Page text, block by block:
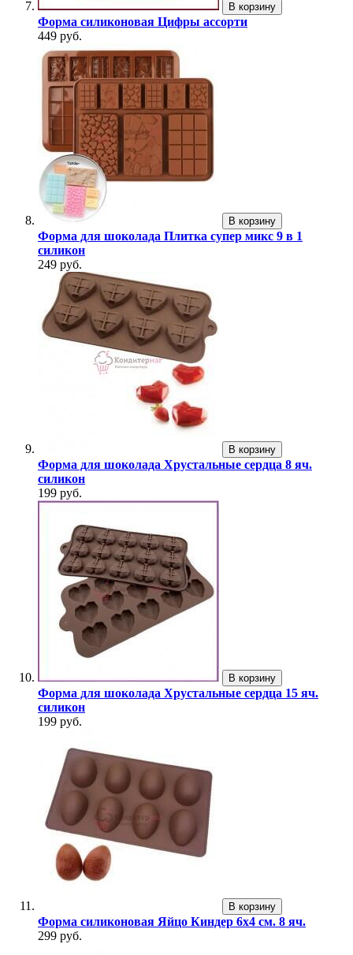
В корзину
Форма силиконовая Цифры ассорти
449 руб.
В корзину
Форма для шоколада Плитка супер микс 9 в 1
силикон
249 руб.
В корзину
Форма для шоколада Хрустальные сердца 8 яч.
силикон
199 руб.
В корзину
Форма для шоколада Хрустальные сердца 15 яч.
силикон
199 руб.
В корзину
Форма силиконовая Яйцо Киндер 6х4 см. 8 яч.
299 руб.